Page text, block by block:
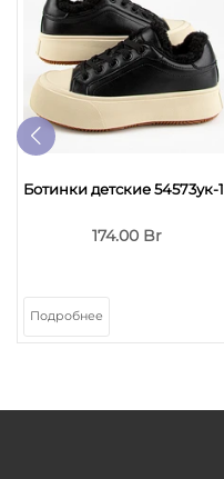
Ботинки детские 54573ук-1
174.00 Br
Подробнее